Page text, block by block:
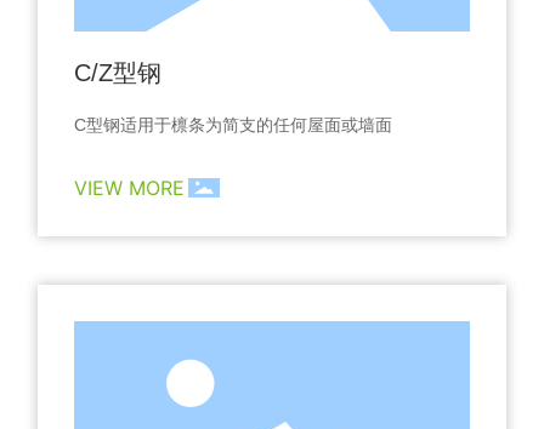
C/Z型钢
C型钢适用于檩条为简支的任何屋面或墙面
VIEW MORE